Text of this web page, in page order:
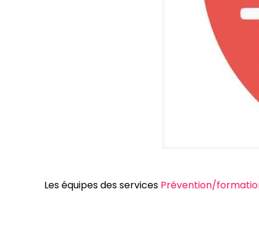
Les équipes des services Prévention/